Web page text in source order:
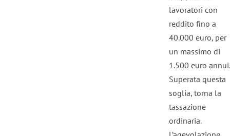
lavoratori con
reddito fino a
40.000 euro, per
un massimo di
1.500 euro annui.
Superata questa
soglia, torna la
tassazione
ordinaria.